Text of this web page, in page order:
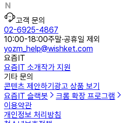
고객 문의
02-6925-4867
10:00-18:00주말·공휴일 제외
yozm_help@wishket.com
요즘IT
요즘IT 소개작가 지원
기타 문의
콘텐츠 제안하기 광고 상품 보기
요즘IT 슬랙봇
크롬 확장 프로그램
이용약관
개인정보 처리방침